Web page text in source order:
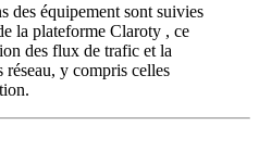
des équipement sont suivies
la plateforme Claroty , ce
des flux de trafic et la
y compris celles